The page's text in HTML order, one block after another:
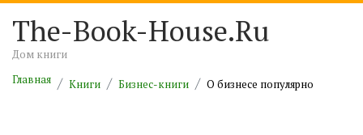
The-Book-House.Ru
Дом книги
Главная
Книги Бизнес-книги О бизнесе популярно